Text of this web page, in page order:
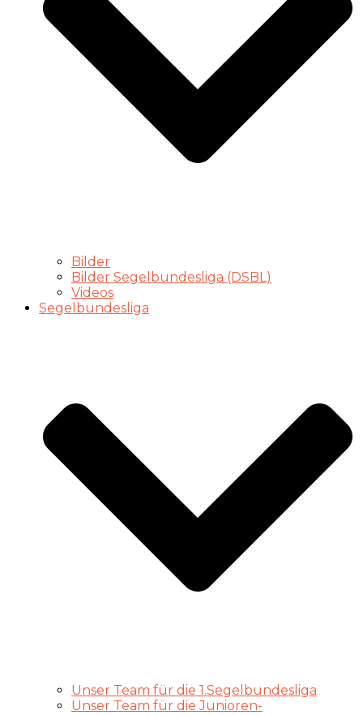
Bilder
Bilder Segelbundesliga (DSBL)
Videos
Segelbundesliga
Unser Team für die 1.Segelbundesliga
Unser Team für die Junioren-